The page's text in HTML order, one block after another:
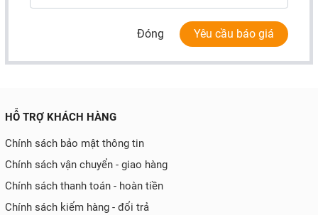
Đóng Yêu cầu báo giá
HỖ TRỢ KHÁCH HÀNG
Chính sách bảo mật thông tin
Chính sách vận chuyển - giao hàng
Chính sách thanh toán - hoàn tiền
Chính sách kiểm hàng - đổi trả